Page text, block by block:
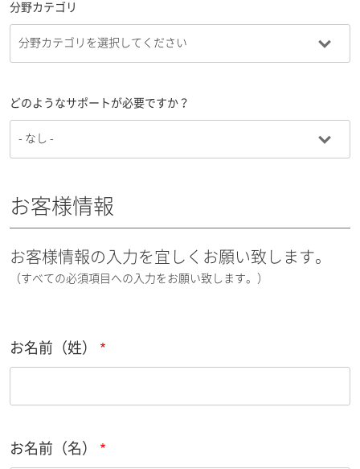
分野カテゴリ
どのようなサポートが必要ですか？
お客様情報
お客様情報の入力を宜しくお願い致します。
（すべての必須項目への入力をお願い致します。）
お名前（姓）
お名前（名）